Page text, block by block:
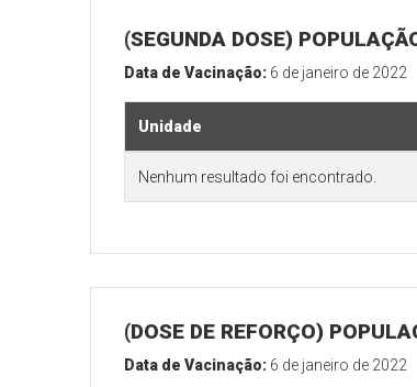
(SEGUNDA DOSE)
Data de Vacinação: 6 de janeiro de 2022
Unidade
Nenhum resultado foi encontrado.
(DOSE DE REFORÇO)
Data de Vacinação: 6 de janeiro de 2022